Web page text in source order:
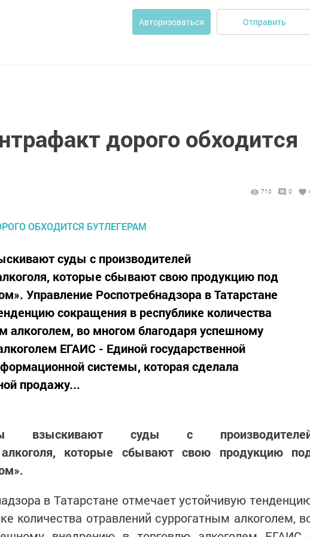
Авторизоваться Отправить
дорого обходится
710 0
суды с производителей
которые сбывают свою продукцию под
Управление Роспотребнадзора в Татарстане
сокращения в республике количества
алкоголем, во многом благодаря успешному
ЕГАИС - Единой государственной
системы, которая сделала
продажу...
взыскивают суды с
алкоголя, которые сбывают свою продукцию
в Татарстане отмечает устойчивую
количества отравлений суррогатным алкоголем,